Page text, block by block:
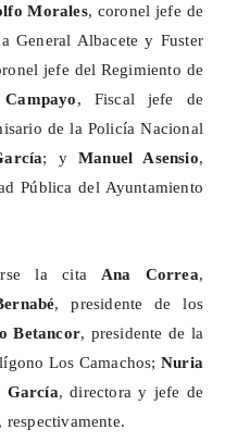
Morales, coronel jefe de
General Albacete y Fuster
jefe del Regimiento de
Campayo, Fiscal jefe de
de la Policía Nacional
; yManuel Asensio,
Pública del Ayuntamiento
la cita Ana Correa,
, presidente de los
Betancor, presidente de la
Los Camachos; Nuria
García, directora y jefe de